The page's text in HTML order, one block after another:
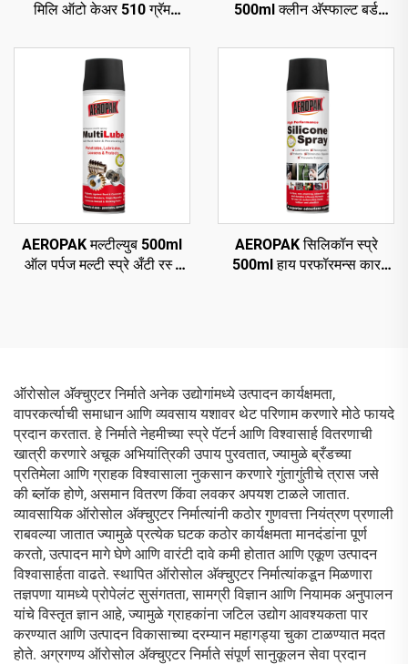
मिलि ऑटो केअर 510 ग्रॅम
500ml क्लीन अ‍ॅस्फाल्ट बर्ड
AEROPAK मल्टील्युब 500ml
ऑल पर्पज मल्टी स्प्रे अँटी रस्ट
AEROPAK सिलिकॉन स्प्रे
500ml हाय परफॉरमन्स कार
ऑरोसोल अ‍ॅक्चुएटर निर्माते अनेक उद्योगांमध्ये उत्पादन कार्यक्षमता,
वापरकर्त्याची समाधान आणि व्यवसाय यशावर थेट परिणाम करणारे मोठे फायदे
प्रदान करतात. हे निर्माते नेहमीच्या स्प्रे पॅटर्न आणि विश्वासार्ह वितरणाची
खात्री करणारे अचूक अभियांत्रिकी उपाय पुरवतात, ज्यामुळे ब्रँडच्या
प्रतिमेला आणि ग्राहक विश्वासाला नुकसान करणारे गुंतागुंतीचे त्रास जसे
की ब्लॉक होणे, असमान वितरण किंवा लवकर अपयश टाळले जातात.
व्यावसायिक ऑरोसोल अ‍ॅक्चुएटर निर्मात्यांनी कठोर गुणवत्ता नियंत्रण प्रणाली
राबवल्या जातात ज्यामुळे प्रत्येक घटक कठोर कार्यक्षमता मानदंडांना पूर्ण
करतो, उत्पादन मागे घेणे आणि वारंटी दावे कमी होतात आणि एकूण उत्पादन
विश्वासार्हता वाढते. स्थापित ऑरोसोल अ‍ॅक्चुएटर निर्मात्यांकडून मिळणारा
तज्ञपणा यामध्ये प्रोपेलंट सुसंगतता, सामग्री विज्ञान आणि नियामक अनुपालन
यांचे विस्तृत ज्ञान आहे, ज्यामुळे ग्राहकांना जटिल उद्योग आवश्यकता पार
करण्यात आणि उत्पादन विकासाच्या दरम्यान महागड्या चुका टाळण्यात मदत
होते. अग्रगण्य ऑरोसोल अ‍ॅक्चुएटर निर्माते संपूर्ण सानुकूलन सेवा प्रदान